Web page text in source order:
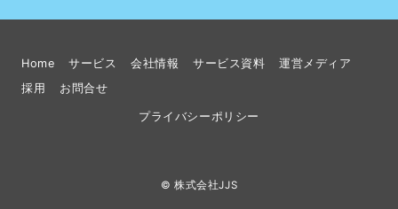
Home サービス 会社情報 サービス資料
運営メディア
採用
お問合せ
プライバシーポリシー
© 株式会社JJS